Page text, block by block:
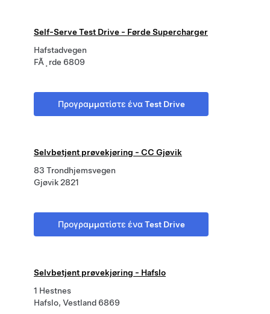
Self-Serve Test Drive - Førde Supercharger
Hafstadvegen
FÃ¸rde 6809
Προγραμματίστε ένα Test Drive
Selvbetjent prøvekjøring - CC Gjøvik
83 Trondhjemsvegen
Gjøvik 2821
Προγραμματίστε ένα Test Drive
Selvbetjent prøvekjøring - Hafslo
1 Hestnes
Hafslo, Vestland 6869